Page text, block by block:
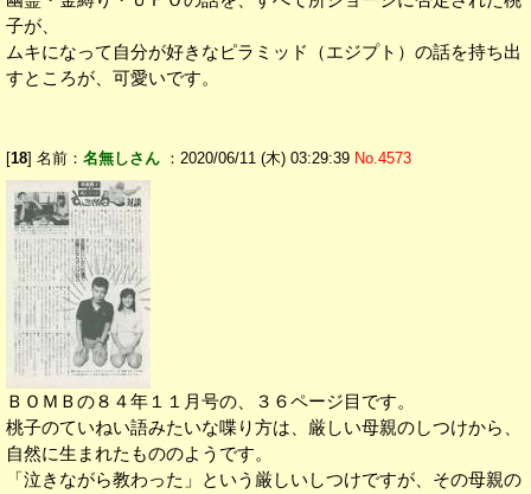
子が、
ムキになって自分が好きなピラミッド（エジプト）の話を持ち出
すところが、可愛いです。
[18] 名前： 名無しさん ：2020/06/11 (木) 03:29:39 No.4573
ＢＯＭＢの８４年１１月号の、３６ページ目です。
桃子のていねい語みたいな喋り方は、厳しい母親のしつけから、
自然に生まれたもののようです。
「泣きながら教わった」という厳しいしつけですが、その母親の